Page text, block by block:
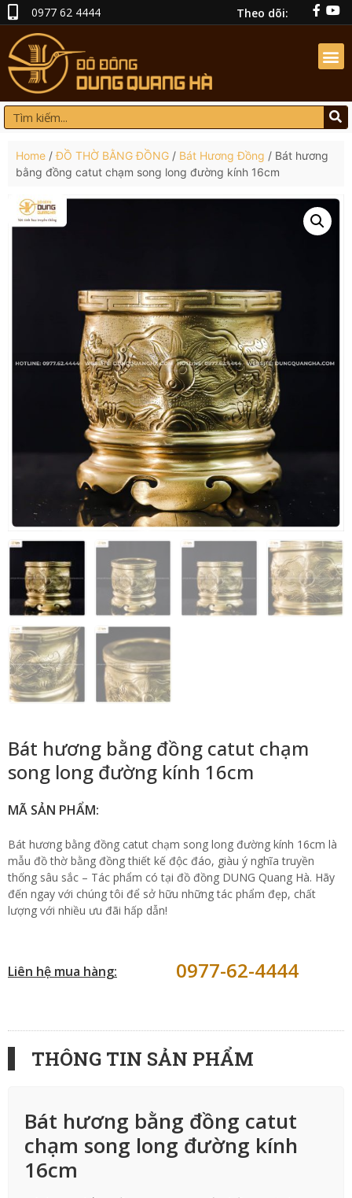
0977 62 4444 Theo dõi:
Home /ĐỒ THỜ BẰNG ĐỒNG / Bát Hương Đồng / Bát hương
bằng đồng catut chạm song long đường kính 16cm
Bát hương bằng đồng catut chạm
song long đường kính 16cm
MÃ SẢN PHẨM:
Bát hương bằng đồng catut chạm song long đường kính 16cm là
mẫu đồ thờ bằng đồng thiết kế độc đáo, giàu ý nghĩa truyền
thống sâu sắc – Tác phẩm có tại đồ đồng DUNG Quang Hà. Hãy
đến ngay với chúng tôi để sở hữu những tác phẩm đẹp, chất
lượng với nhiều ưu đãi hấp dẫn!
Liên hệ mua hàng: 0977-62-4444
THÔNG TIN SẢN PHẨM
Bát hương bằng đồng catut
chạm song long đường kính
16cm